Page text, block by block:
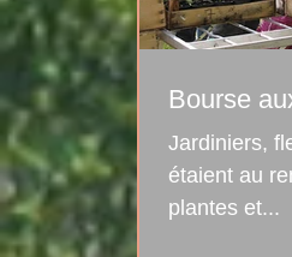
Bourse
Jardiniers,
étaient au
plantes et...